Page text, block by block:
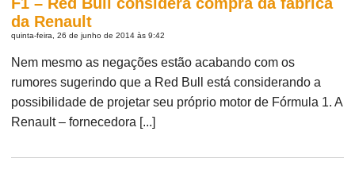
da Renault
quinta-feira, 26 de junho de 2014 às 9:42
Nem mesmo as negações estão acabando com os
rumores sugerindo que a Red Bull está considerando a
possibilidade de projetar seu próprio motor de Fórmula 1. A
Renault – fornecedora [...]